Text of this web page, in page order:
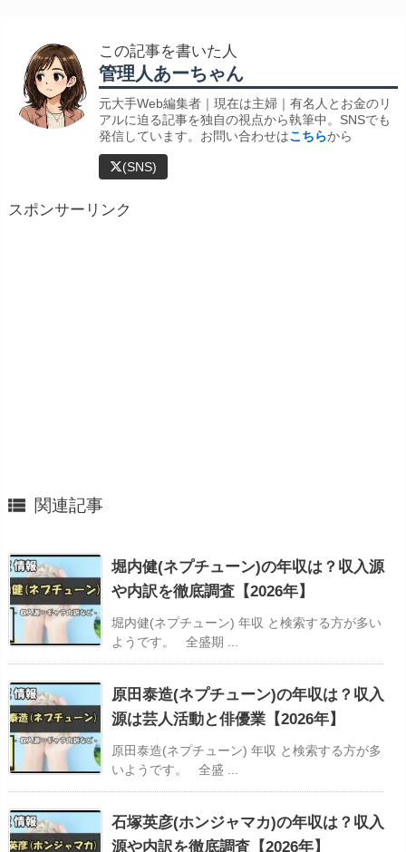
この記事を書いた人
管理人あーちゃん
元大手Web編集者｜現在は主婦｜有名人とお金のリ
アルに迫る記事を独自の視点から執筆中。SNSでも
発信しています。お問い合わせはこちらから
(SNS)
スポンサーリンク
 関連記事
堀内健(ネプチューン)の年収は？収入源
や内訳を徹底調査【2026年】
堀内健(ネプチューン) 年収 と検索する方が多い
ようです。 全盛期 ...
原田泰造(ネプチューン)の年収は？収入
源は芸人活動と俳優業【2026年】
原田泰造(ネプチューン) 年収 と検索する方が多
いようです。 全盛 ...
石塚英彦(ホンジャマカ)の年収は？収入
源や内訳を徹底調査【2026年】